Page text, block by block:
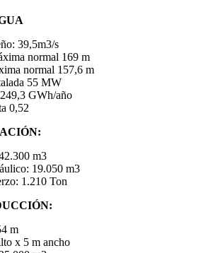
39,5m3/s
normal 169 m
normal 157,6 m
55 MW
GWh/año
0,52
m3
19.050 m3
1.210 Ton
m
x 5 m ancho